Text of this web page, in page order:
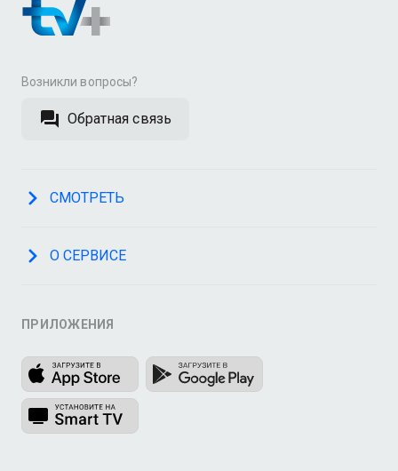
Возникли вопросы?
Обратная связь
СМОТРЕТЬ
О СЕРВИСЕ
ПРИЛОЖЕНИЯ